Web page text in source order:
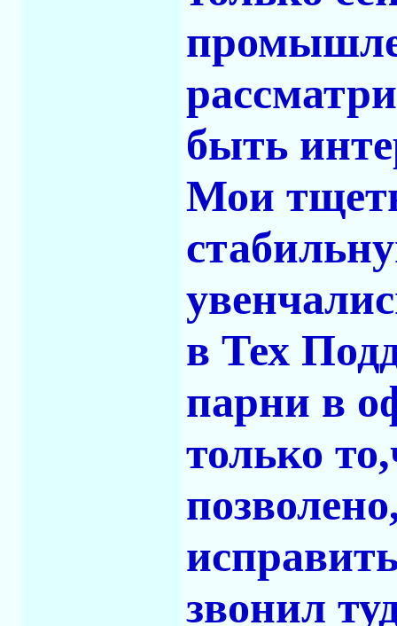
быть
Мои
в Тех
парни в
только
звонил